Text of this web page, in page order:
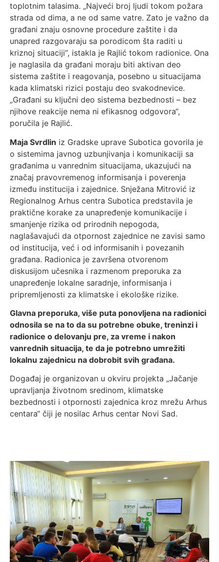
toplotnim talasima. „Najveći broj ljudi tokom požara
strada od dima, a ne od same vatre. Zato je važno da
građani znaju osnovne procedure zaštite i da
unapred razgovaraju sa porodicom šta raditi u
kriznoj situaciji“, istakla je Rajlić tokom radionice. Ona
je naglasila da građani moraju biti aktivan deo
sistema zaštite i reagovanja, posebno u situacijama
kada klimatski rizici postaju deo svakodnevice.
„Građani su ključni deo sistema bezbednosti – bez
njihove reakcije nema ni efikasnog odgovora“,
poručila je Rajlić.
Maja Svrdlin iz Gradske uprave Subotica govorila je
o sistemima javnog uzbunjivanja i komunikaciji sa
građanima u vanrednim situacijama, ukazujući na
značaj pravovremenog informisanja i poverenja
između institucija i zajednice. Snježana Mitrović iz
Regionalnog Arhus centra Subotica predstavila je
praktične korake za unapređenje komunikacije i
smanjenje rizika od prirodnih nepogoda,
naglašavajući da otpornost zajednice ne zavisi samo
od institucija, već i od informisanih i povezanih
građana. Radionica je završena otvorenom
diskusijom učesnika i razmenom preporuka za
unapređenje lokalne saradnje, informisanja i
pripremljenosti za klimatske i ekološke rizike.
Glavna preporuka, više puta ponovljena na radionici
odnosila se na to da su potrebne obuke, treninzi i
radionice o delovanju pre, za vreme i nakon
vanrednih situacija, te da je potrebno umrežiti
lokalnu zajednicu na dobrobit svih građana.
Događaj je organizovan u okviru projekta „Jačanje
upravljanja životnom sredinom, klimatske
bezbednosti i otpornosti zajednica kroz mrežu Arhus
centara“ čiji je nosilac Arhus centar Novi Sad.